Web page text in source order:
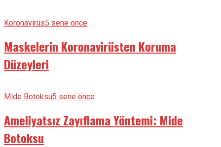
Koronavirüs5 sene önce
Maskelerin Koronavirüsten Koruma
Düzeyleri
Mide Botoksu5 sene önce
Ameliyatsız Zayıflama Yöntemi: Mide
Botoksu